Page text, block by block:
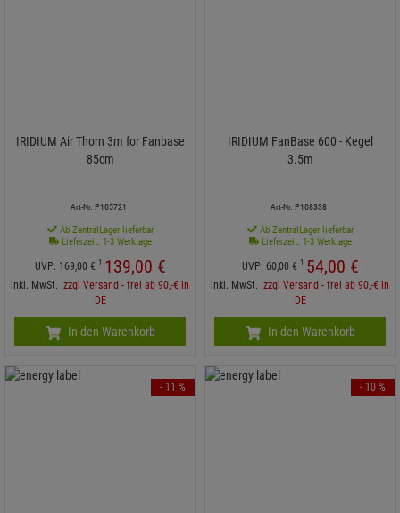
IRIDIUM Air Thorn 3m for Fanbase
85cm
Art-Nr. P105721
Ab ZentralLager lieferbar
Lieferzeit: 1-3 Werktage
UVP: 169,00 € 1 139,00 €
inkl. MwSt. zzgl Versand - frei ab 90,-€ in
DE
In den Warenkorb
IRIDIUM FanBase 600 - Kegel
3.5m
Art-Nr. P108338
Ab ZentralLager lieferbar
Lieferzeit: 1-3 Werktage
UVP: 60,00 € 1 54,00 €
inkl. MwSt. zzgl Versand - frei ab 90,-€ in
DE
In den Warenkorb
- 11 % - 10 %